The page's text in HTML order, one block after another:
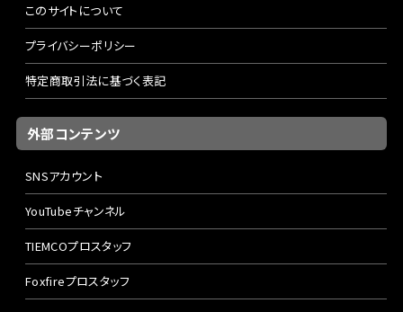
このサイトについて
プライバシーポリシー
特定商取引法に基づく表記
外部コンテンツ
SNSアカウント
YouTubeチャンネル
TIEMCOプロスタッフ
Foxfireプロスタッフ